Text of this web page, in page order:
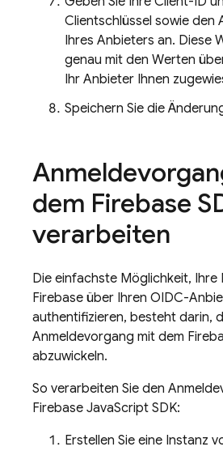
Clientschlüssel sowie den
Ihres Anbieters an. Diese
genau mit den Werten
Ihr Anbieter Ihnen
Speichern Sie die
dem Firebase
verarbeiten
Die einfachste Möglichkeit, Ihre
Firebase über Ihren OIDC-
authentifizieren, besteht darin,
Anmeldevorgang mit dem
abzuwickeln.
So verarbeiten Sie den
Firebase JavaScript SDK:
Erstellen Sie eine Instanz